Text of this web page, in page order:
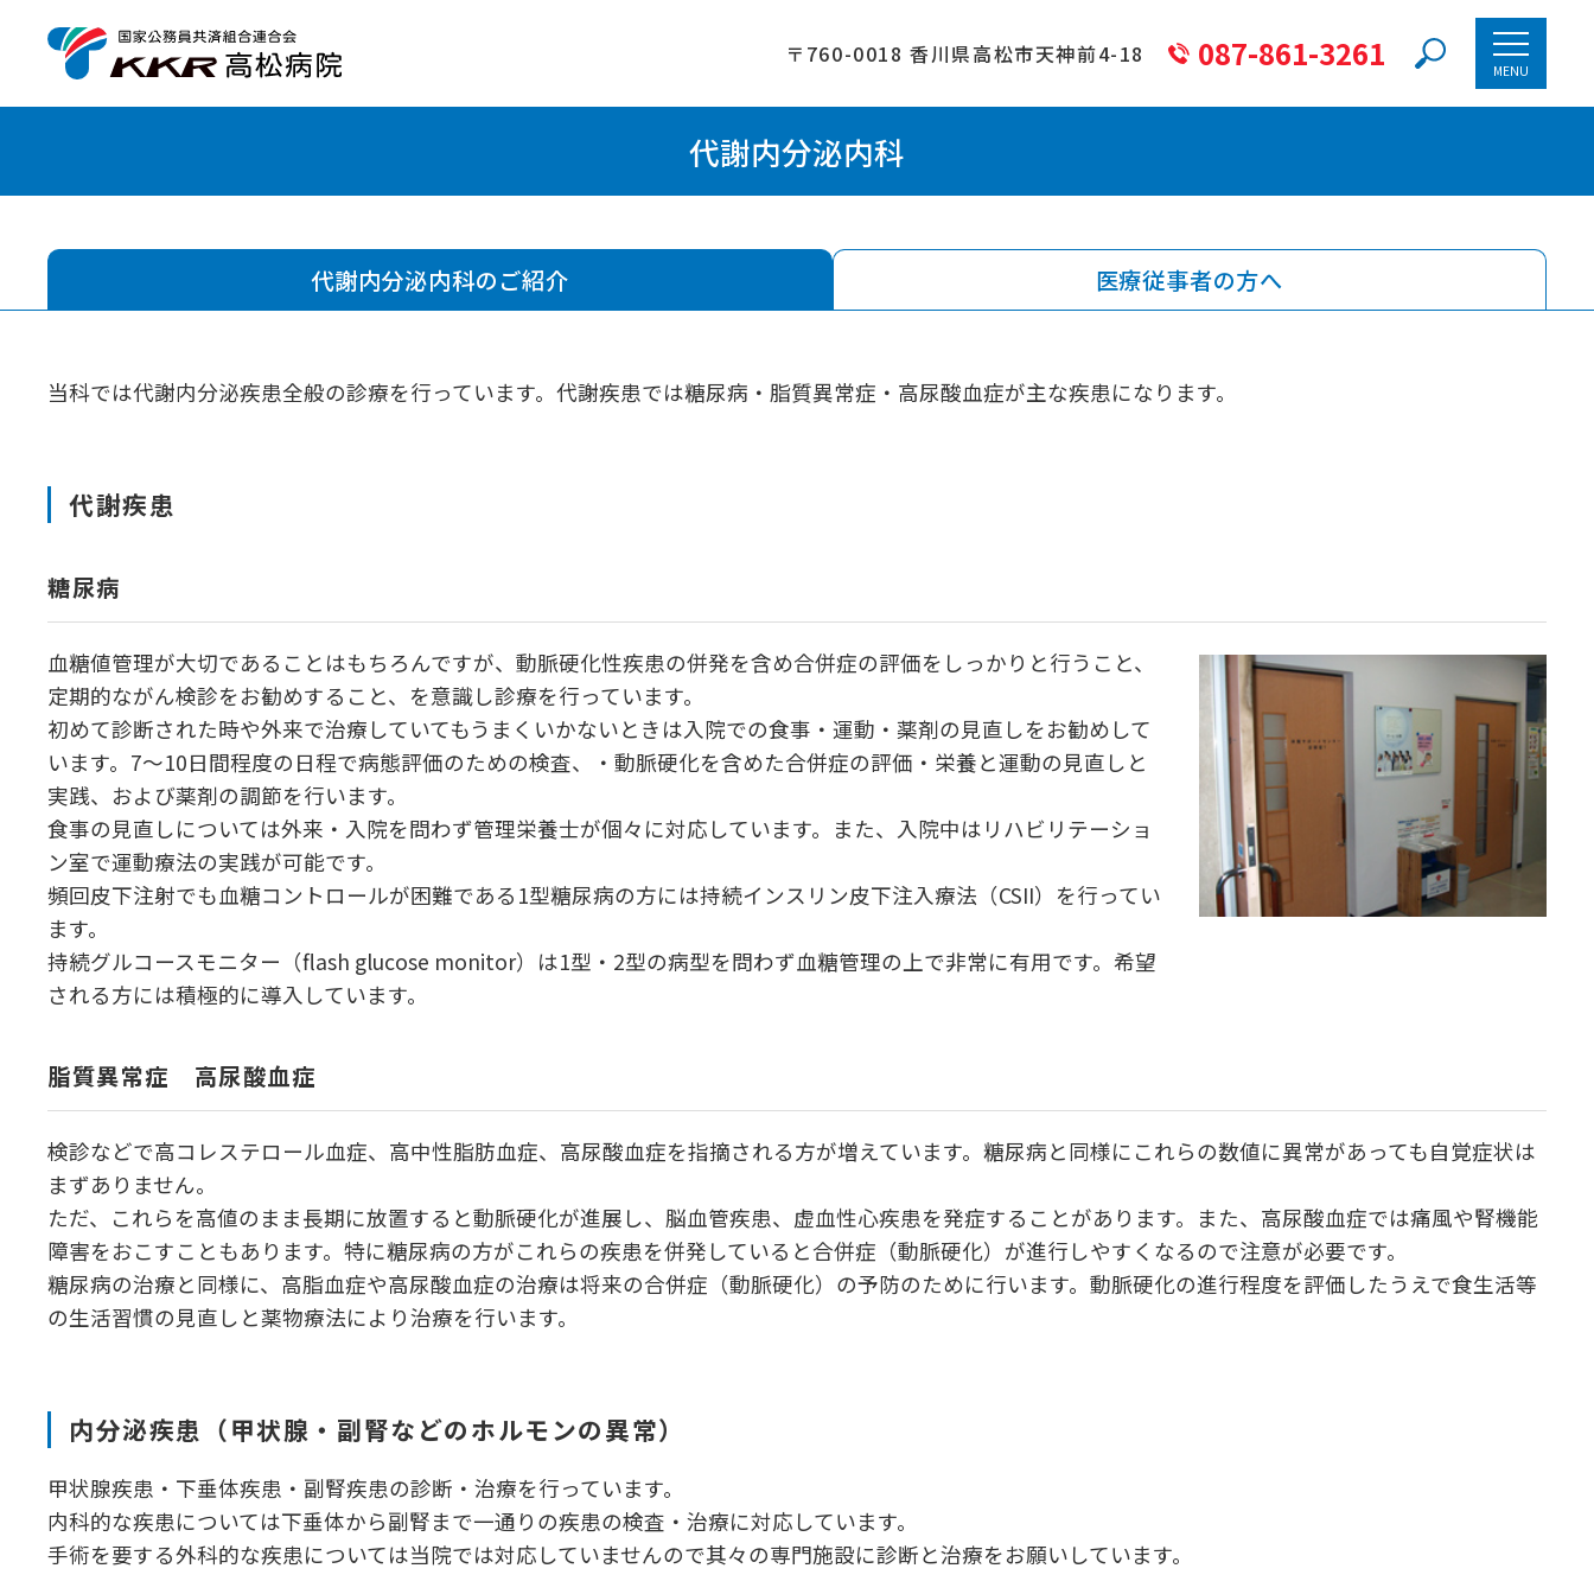
〒760-0018 香川県高松市天神前4-18 087-861-3261 MENU
代謝内分泌内科
代謝内分泌内科のご紹介 医療従事者の方へ
当科では代謝内分泌疾患全般の診療を行っています。代謝疾患では糖尿病・脂質異常症・高尿酸血症が主な疾患になります。
代謝疾患
糖尿病
血糖値管理が大切であることはもちろんですが、動脈硬化性疾患の併発を含め合併症の評価をしっかりと行うこと、
定期的ながん検診をお勧めすること、を意識し診療を行っています。
初めて診断された時や外来で治療していてもうまくいかないときは入院での食事・運動・薬剤の見直しをお勧めして
います。7～10日間程度の日程で病態評価のための検査、・動脈硬化を含めた合併症の評価・栄養と運動の見直しと
実践、および薬剤の調節を行います。
食事の見直しについては外来・入院を問わず管理栄養士が個々に対応しています。また、入院中はリハビリテーショ
ン室で運動療法の実践が可能です。
頻回皮下注射でも血糖コントロールが困難である1型糖尿病の方には持続インスリン皮下注入療法（CSII）を行ってい
ます。
持続グルコースモニター（flash glucose monitor）は1型・2型の病型を問わず血糖管理の上で非常に有用です。希望
される方には積極的に導入しています。
脂質異常症 高尿酸血症
検診などで高コレステロール血症、高中性脂肪血症、高尿酸血症を指摘される方が増えています。糖尿病と同様にこれらの数値に異常があっても自覚症状は
まずありません。
ただ、これらを高値のまま長期に放置すると動脈硬化が進展し、脳血管疾患、虚血性心疾患を発症することがあります。また、高尿酸血症では痛風や腎機能
障害をおこすこともあります。特に糖尿病の方がこれらの疾患を併発していると合併症（動脈硬化）が進行しやすくなるので注意が必要です。
糖尿病の治療と同様に、高脂血症や高尿酸血症の治療は将来の合併症（動脈硬化）の予防のために行います。動脈硬化の進行程度を評価したうえで食生活等
の生活習慣の見直しと薬物療法により治療を行います。
内分泌疾患（甲状腺・副腎などのホルモンの異常）
甲状腺疾患・下垂体疾患・副腎疾患の診断・治療を行っています。
内科的な疾患については下垂体から副腎まで一通りの疾患の検査・治療に対応しています。
手術を要する外科的な疾患については当院では対応していませんので其々の専門施設に診断と治療をお願いしています。